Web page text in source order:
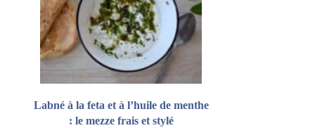
Labné à la feta et à l’huile de menthe
: le mezze frais et stylé